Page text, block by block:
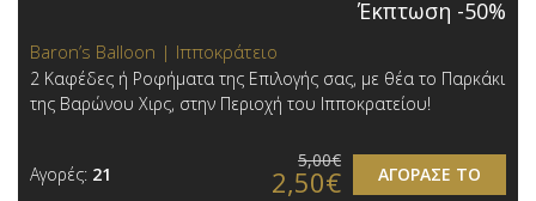
Έκπτωση -50%
Baron’s Balloon | Ιπποκράτειο
2 Καφέδες ή Ροφήματα της Επιλογής σας, με θέα το Παρκάκι
της Βαρώνου Χιρς, στην Περιοχή του Ιπποκρατείου!
Αγορές: 21 ΑΓΟΡΑΣΕ ΤΟ
5,00€
2,50€